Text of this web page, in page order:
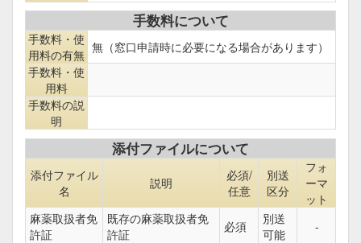
手数料について
手数料・使
用料の有無 無（窓口申請時に必要になる場合があります）
手数料・使
用料
手数料の説
明
添付ファイルについて
添付ファイル
名
説明
必須/
任意
別送
区分
フォ
ーマ
ット
麻薬取扱者免
許証
既存の麻薬取扱者免
許証
必須
別送
可能
-